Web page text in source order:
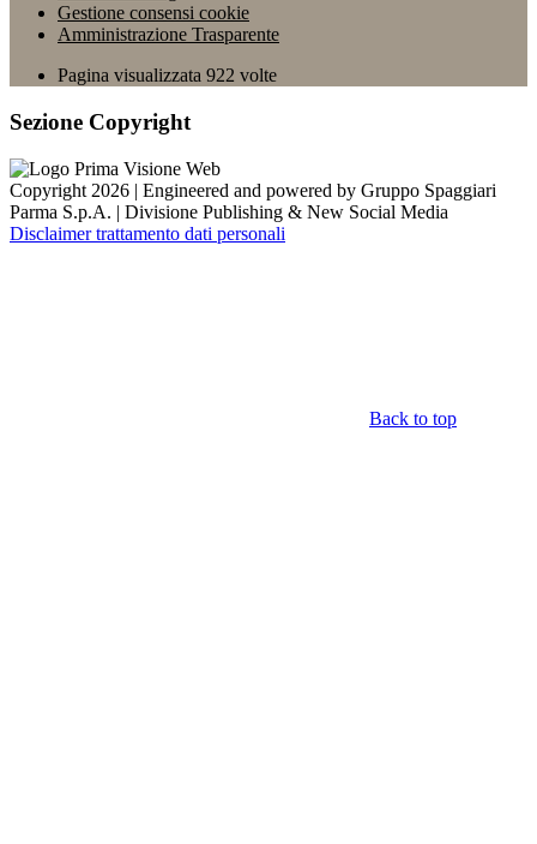
Gestione consensi cookie
Amministrazione Trasparente
Pagina visualizzata 922 volte
Sezione Copyright
Copyright 2026 | Engineered and powered by Gruppo Spaggiari
Parma S.p.A. | Divisione Publishing & New Social Media
Disclaimer trattamento dati personali
Back to top